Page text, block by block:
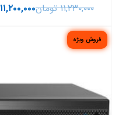
۱۱,۲۳۰,۰۰۰ تومان۱۱,۲۰۰,۰۰۰
فروش ویژه